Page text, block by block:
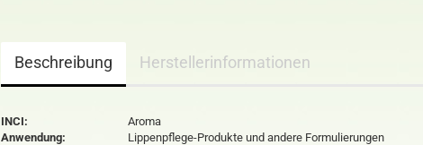
Beschreibung Herstellerinformationen
INCI:
Aroma
Anwendung:
Lippenpflege-Produkte und andere Formulierungen